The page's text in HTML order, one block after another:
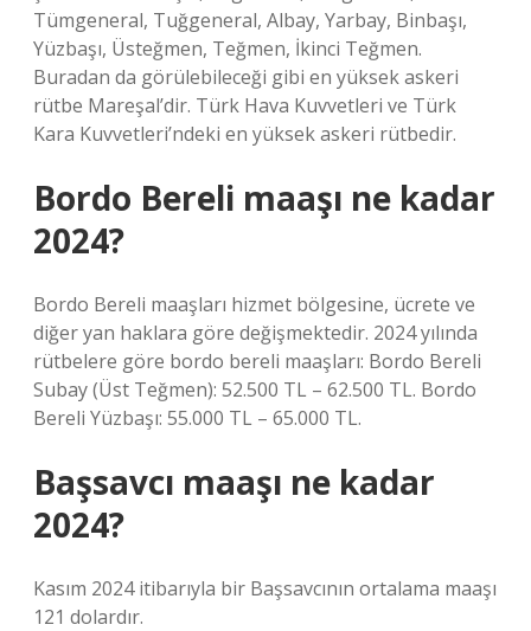
Tümgeneral, Tuğgeneral, Albay, Yarbay, Binbaşı,
Yüzbaşı, Üsteğmen, Teğmen, İkinci Teğmen.
Buradan da görülebileceği gibi en yüksek askeri
rütbe Mareşal’dir. Türk Hava Kuvvetleri ve Türk
Kara Kuvvetleri’ndeki en yüksek askeri rütbedir.
Bordo Bereli maaşı ne kadar
2024?
Bordo Bereli maaşları hizmet bölgesine, ücrete ve
diğer yan haklara göre değişmektedir. 2024 yılında
rütbelere göre bordo bereli maaşları: Bordo Bereli
Subay (Üst Teğmen): 52.500 TL – 62.500 TL. Bordo
Bereli Yüzbaşı: 55.000 TL – 65.000 TL.
Başsavcı maaşı ne kadar
2024?
Kasım 2024 itibarıyla bir Başsavcının ortalama maaşı
121 dolardır.